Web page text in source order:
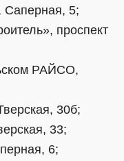
5;
проспект
РАЙСО,
30б;
33;
6;